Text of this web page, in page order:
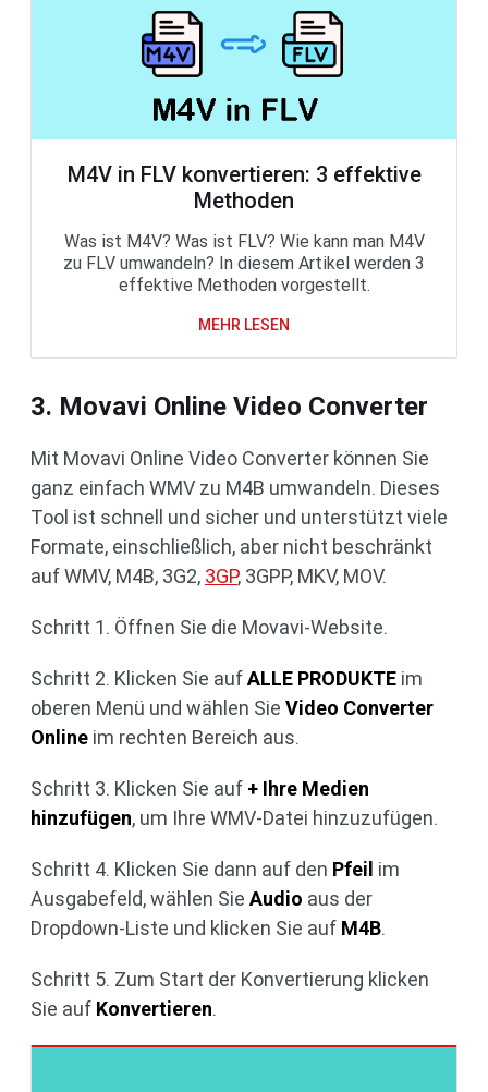
M4V in FLV konvertieren: 3 effektive
Methoden
Was ist M4V? Was ist FLV? Wie kann man M4V
zu FLV umwandeln? In diesem Artikel werden 3
effektive Methoden vorgestellt.
MEHR LESEN
3. Movavi Online Video Converter
Mit Movavi Online Video Converter können Sie
ganz einfach WMV zu M4B umwandeln. Dieses
Tool ist schnell und sicher und unterstützt viele
Formate, einschließlich, aber nicht beschränkt
auf WMV, M4B, 3G2, 3GP, 3GPP, MKV, MOV.
Schritt 1. Öffnen Sie die Movavi-Website.
Schritt 2. Klicken Sie aufALLE PRODUKTE im
oberen Menü und wählen Sie Video Converter
Online im rechten Bereich aus.
Schritt 3. Klicken Sie auf + Ihre Medien
hinzufügen, um Ihre WMV-Datei hinzuzufügen.
Schritt 4. Klicken Sie dann auf den Pfeil im
Ausgabefeld, wählen SieAudio aus der
Dropdown-Liste und klicken Sie auf M4B.
Schritt 5. Zum Start der Konvertierung klicken
Sie auf Konvertieren.